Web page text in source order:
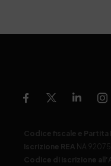
Codice fiscale e Partita
Iscrizione REA NA
Codice di iscrizione